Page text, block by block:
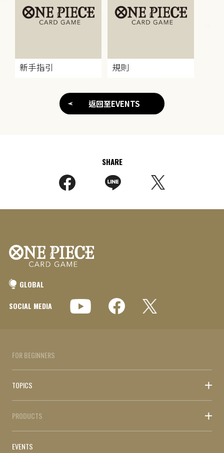
新手指引 規則
返回至EVENTS
SHARE
GLOBAL
SOCIAL MEDIA
FOR BEGINNERS
TOPICS
PRODUCTS
EVENTS